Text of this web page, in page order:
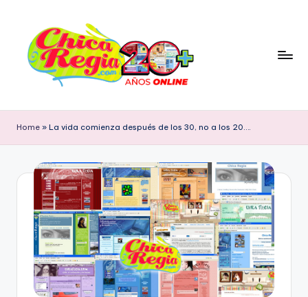
content
h
i
c
R
&
Popular
Tendencia
Retro
Home » La vida comienza después de los 30, no a los 20….